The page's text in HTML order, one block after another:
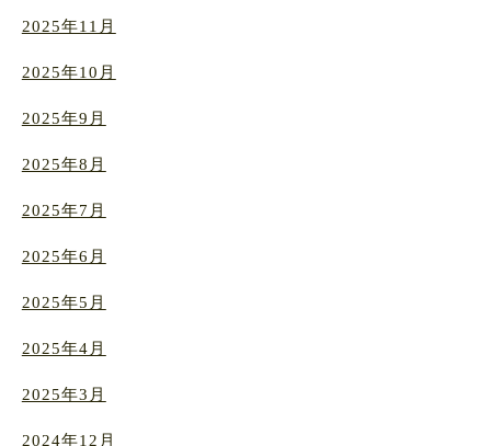
2025年11月
2025年10月
2025年9月
2025年8月
2025年7月
2025年6月
2025年5月
2025年4月
2025年3月
2024年12月